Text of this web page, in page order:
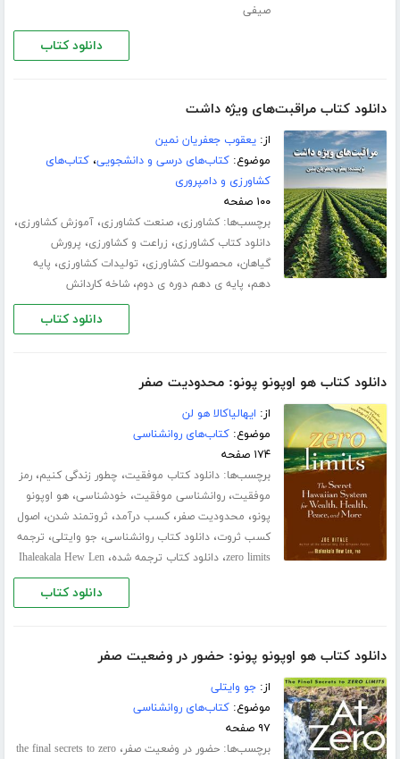
صیفی
دانلود کتاب
دانلود کتاب مراقبت‌های ویژه داشت
از:یعقوب جعفریان نمین
موضوع:کتاب‌های درسی و دانشجویی،کتاب‌های
کشاورزی و دامپروری
۱۰۰ صفحه
برچسب‌ها:کشاورزی،صنعت کشاورزی،آموزش کشاورزی،
دانلود کتاب کشاورزی، زراعت و کشاورزی، پرورش
گیاهان، محصولات کشاورزی، تولیدات کشاورزی، پایه
دهم، پایه ی دهم دوره ی دوم،شاخه کاردانش
دانلود کتاب
دانلود کتاب هو اوپونو پونو: محدودیت صفر
از: ایهالیاکالا هو لن
موضوع:کتاب‌های روانشناسی
۱۷۴ صفحه
برچسب‌ها:دانلود کتاب موفقیت، چطور زندگی کنیم،رمز
موفقیت،روانشناسی موفقیت، خودشناسی،هو اوپونو
پونو، محدودیت صفر،کسب درآمد، ثروتمند شدن، اصول
کسب ثروت،دانلود کتاب روانشناسی، جو وایتلی، ترجمه
zero limits،دانلود کتاب ترجمه شده،Ihaleakala Hew Len
دانلود کتاب
دانلود کتاب هو اوپونو پونو: حضور در وضعیت صفر
از:جو وایتلی
موضوع:کتاب‌های روانشناسی
۹۷ صفحه
برچسب‌ها:حضور در وضعیت صفر،the final secrets to zero